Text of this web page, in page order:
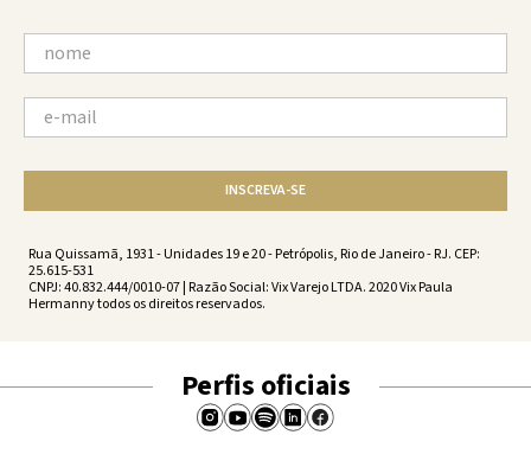
INSCREVA-SE
Rua Quissamã, 1931 - Unidades 19 e 20 - Petrópolis, Rio de Janeiro - RJ. CEP:
25.615-531
CNPJ: 40.832.444/0010-07 | Razão Social: Vix Varejo LTDA. 2020 Vix Paula
Hermanny todos os direitos reservados.
Perfis oficiais